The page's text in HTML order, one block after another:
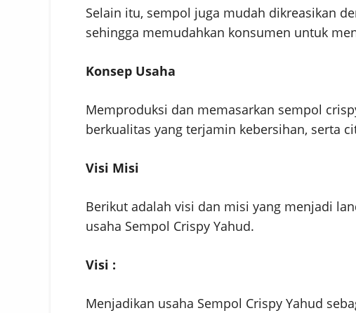
Selain itu, sempol juga mudah dikreasikan
sehingga memudahkan konsumen untuk
Konsep Usaha
Memproduksi dan memasarkan sempol
berkualitas yang terjamin kebersihan, serta
Visi Misi
Berikut adalah visi dan misi yang menjadi
usaha Sempol Crispy Yahud.
Visi :
Menjadikan usaha Sempol Crispy Yahud